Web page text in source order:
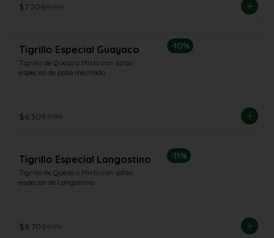
$7.20$8.00
-10%
Tigrillo Especial Guayaco
Tigrillo de Queso o Mixto con salsa
especial de pollo mechado
$6.30$7.00
-11%
Tigrillo Especial Langostino
Tigrillo de Queso o Mixto con salsa
especial de Langostino
$8.70$9.75